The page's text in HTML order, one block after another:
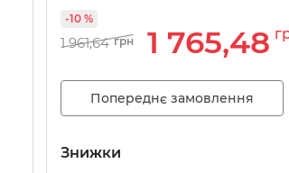
1 961,64 грн 1 765,48
-10 %
Попереднє замовлення
Знижки